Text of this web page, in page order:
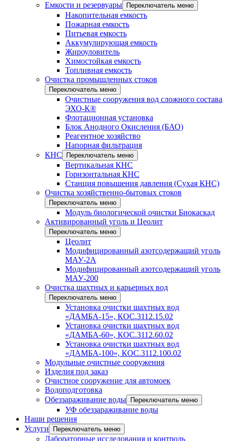
Емкости и резервуары
Переключатель меню
Накопительная емкость
Пожарная емкость
Питьевая емкость
Аккумулирующая емкость
Жироуловитель
Химостойкая емкость
Топливная емкость
Очистка промышленных стоков
Переключатель меню
Очистные сооружения вод сложного состава
ЭХО-К®
Флотационная установка
Блок Анодного Окисления (БАО)
Реагентное хозяйство
Напорная фильтрация
КНС
Переключатель меню
Вертикальная КНС
Горизонтальная КНС
Станция повышения давления (Сухая КНС)
Очистка хозяйственно-бытовых стоков
Переключатель меню
Модуль биологической очистки Биокаскад
Активированный уголь и Цеолит
Переключатель меню
Цеолит
Модифицированный азотсодержащий уголь
МАУ-2А
Модифицированный азотсодержащий уголь
МАУ-200
Очистка шахтных и карьерных вод
Переключатель меню
Установка очистки шахтных вод
«ДАМБА-15», КОС.3112.15.02
Установка очистки шахтных вод
«ДАМБА-60», КОС.3112.60.02
Установка очистки шахтных вод
«ДАМБА-100», КОС.3112.100.02
Модульные очистные сооружения
Изделия под заказ
Очистное сооружение для автомоек
Водоподготовка
Обеззараживание воды
Переключатель меню
УФ обеззараживание воды
Наши решения
Услуги
Переключатель меню
Лабораторные исследования и контроль